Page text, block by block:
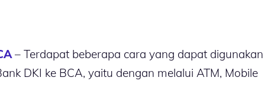
– Terdapat beberapa cara yang dapat digunakan
DKI ke BCA, yaitu dengan melalui ATM, Mobile